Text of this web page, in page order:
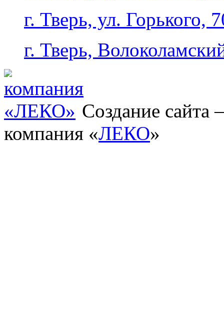
г. Тверь, ул. Горького,
г. Тверь,
Создание сайта
компания «ЛЕКО»